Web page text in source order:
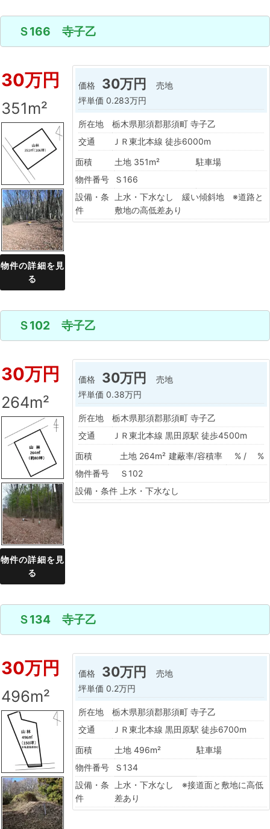
Ｓ166 寺子乙
30万円
351m²
物件の詳細を見
る
価格 30万円
売地
坪単価 0.283万円
所在地
栃木県那須郡那須町 寺子乙
交通
ＪＲ東北本線 徒歩6000m
面積
土地 351m²
駐車場
物件番号
Ｓ166
設備・条
件
上水・下水なし 緩い傾斜地 ※道路と
敷地の高低差あり
Ｓ102 寺子乙
30万円
264m²
物件の詳細を見
る
価格 30万円
売地
坪単価 0.38万円
所在地
栃木県那須郡那須町 寺子乙
交通
ＪＲ東北本線 黒田原駅 徒歩4500m
面積
土地 264m² 建蔽率/容積率
% / %
物件番号
Ｓ102
設備・条件 上水・下水なし
Ｓ134 寺子乙
30万円
496m²
価格 30万円
売地
坪単価 0.2万円
所在地
栃木県那須郡那須町 寺子乙
交通
ＪＲ東北本線 黒田原駅 徒歩6700m
面積
土地 496m²
駐車場
物件番号
Ｓ134
設備・条
件
上水・下水なし ※接道面と敷地に高低
差あり